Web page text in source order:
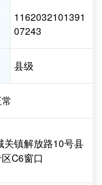
1162032101391
07243
县级
关镇解放路10号县
C6窗口